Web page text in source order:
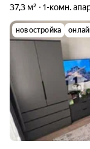
37,3 м² 1-комн.
новостройка